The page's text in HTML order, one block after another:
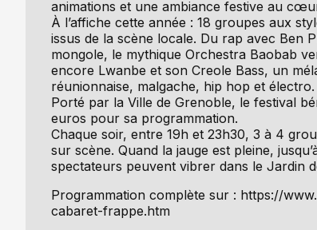
animations et une ambiance festive au
À l’affiche cette année : 18 groupes aux
issus de la scène locale. Du rap avec Ben
mongole, le mythique Orchestra Baobab
encore Lwanbe et son Creole Bass, un
réunionnaise, malgache, hip hop et électro.
Porté par la Ville de Grenoble, le festival
euros pour sa programmation.
Chaque soir, entre 19h et 23h30, 3 à 4
sur scène. Quand la jauge est pleine,
spectateurs peuvent vibrer dans le Jardin
Programmation complète sur : https://
cabaret-frappe.htm